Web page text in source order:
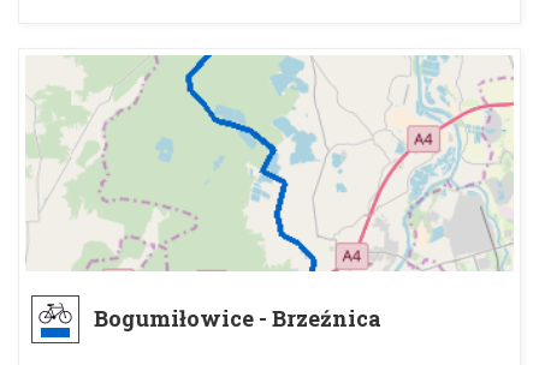
Bogumiłowice - Brzeźnica